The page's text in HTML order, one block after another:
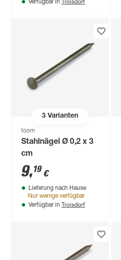
Verfügbar in
3Varianten
toom
Stahlnägel Ø 0,2 x 3
cm
9,19 €
Lieferung nach Hause
Nur wenige verfügbar
Verfügbar in Troisdorf